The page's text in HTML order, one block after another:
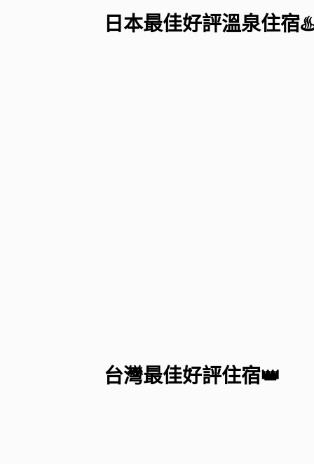
日本最佳好評溫泉住宿
台灣最佳好評住宿👑